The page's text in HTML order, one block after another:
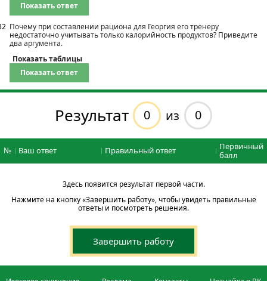
Показать ответ
Почему при составлении рациона для Георгия его тренеру
недостаточно учитывать только калорийность продуктов? Приведите
два аргумента.
Показать таблицы
Показать ответ
Результат 0 из 0
№ Ваш ответ Правильный ответ
Первичный
балл
Здесь появится результат первой части.
Нажмите на кнопку «Завершить работу», чтобы увидеть правильные
ответы и посмотреть решения.
Завершить работу